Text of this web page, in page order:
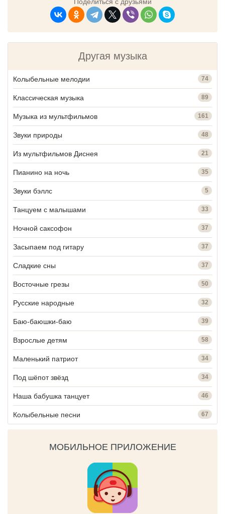
Поделиться с друзьями
Другая музыка
Колыбельные мелодии 74
Классическая музыка 89
Музыка из мультфильмов 161
Звуки природы 48
Из мультфильмов Диснея 21
Пианино на ночь 35
Звуки бэллс 5
Танцуем с малышами 33
Ночной саксофон 37
Засыпаем под гитару 37
Сладкие сны 37
Восточные грезы 50
Русские народные 32
Баю-баюшки-баю 39
Взрослые детям 58
Маленький патриот 34
Под шёпот звёзд 34
Наша бабушка танцует 46
Колыбельные песни 67
МОБИЛЬНОЕ ПРИЛОЖЕНИЕ